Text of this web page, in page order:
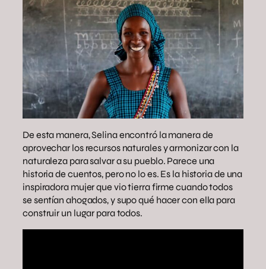
De esta manera, Selina encontró la manera de
aprovechar los recursos naturales y armonizar con la
naturaleza para salvar a su pueblo. Parece una
historia de cuentos, pero no lo es. Es la historia de una
inspiradora mujer que vio tierra firme cuando todos
se sentían ahogados, y supo qué hacer con ella para
construir un lugar para todos.